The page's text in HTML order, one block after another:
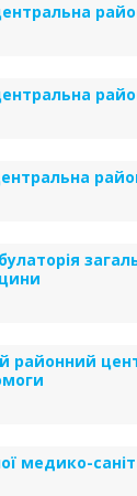
районний
медико-